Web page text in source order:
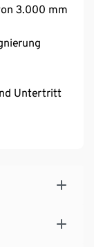
3.000 mm
Untertritt